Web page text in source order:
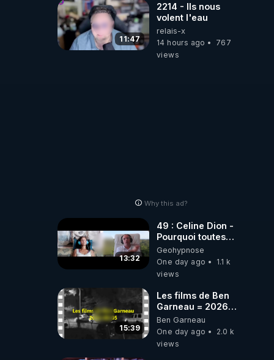
11:47
2214 - Ils nous
volent l'eau
relais-x
14 hours ago
767
views
Why this ad?
13:32
49 : Celine Dion -
Pourquoi toutes
ces rumeurs ?
Enquête sous
hypnose
Geohypnose
One day ago
1.1 k
views
15:39
Les films de Ben
Garneau = 2026-
08-05
Ben Garneau
One day ago
2.0 k
views